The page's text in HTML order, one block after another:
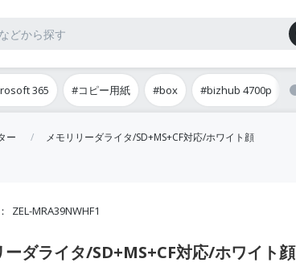
365 #コピー用紙 #box #bizhub 4700p
ー メモリリーダライタ/SD+MS+CF対応/ホワイト顔
ZEL-MRA39NWHF1
ーダライタ/SD+MS+CF対応/ホワイト顔